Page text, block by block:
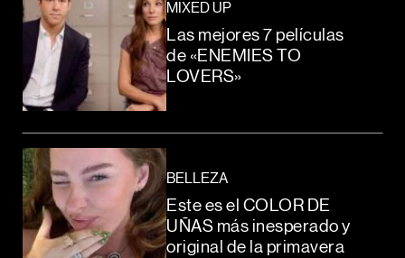
MIXED UP
Las mejores 7 películas
de «ENEMIES TO
LOVERS»
BELLEZA
Este es el COLOR DE
UÑAS más inesperado y
original de la primavera